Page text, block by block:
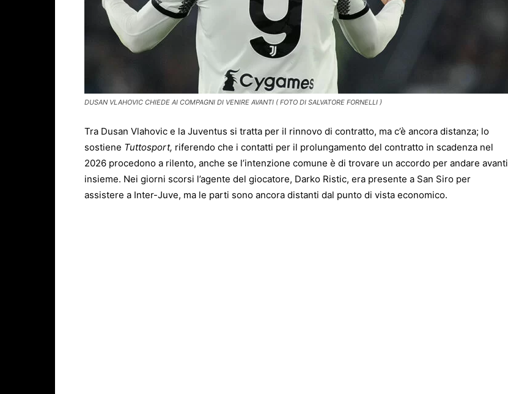
DUSAN VLAHOVIC CHIEDE AI COMPAGNI DI VENIRE AVANTI ( FOTO DI SALVATORE FORNELLI )
Tra Dusan Vlahovic e la Juventus si tratta per il rinnovo di contratto, ma c’è ancora distanza; lo
sostiene Tuttosport, riferendo che i contatti per il prolungamento del contratto in scadenza nel
2026 procedono a rilento, anche se l’intenzione comune è di trovare un accordo per andare avanti
insieme. Nei giorni scorsi l’agente del giocatore, Darko Ristic, era presente a San Siro per
assistere a Inter-Juve, ma le parti sono ancora distanti dal punto di vista economico.